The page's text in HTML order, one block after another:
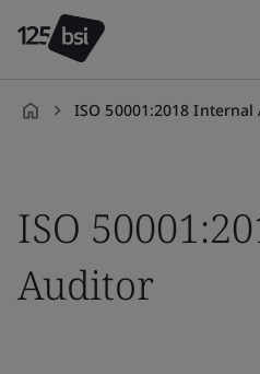
ISO 50001:2018
ISO
Auditor